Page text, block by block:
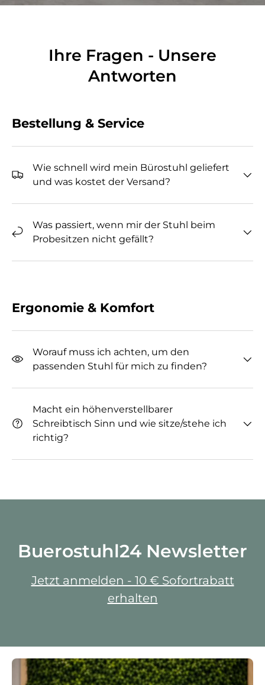
Ihre Fragen - Unsere
Antworten
Bestellung & Service
Wie schnell wird mein Bürostuhl geliefert
und was kostet der Versand?
Was passiert, wenn mir der Stuhl beim
Probesitzen nicht gefällt?
Ergonomie & Komfort
Worauf muss ich achten, um den
passenden Stuhl für mich zu finden?
Macht ein höhenverstellbarer
Schreibtisch Sinn und wie sitze/stehe ich
richtig?
Buerostuhl24 Newsletter
Jetzt anmelden - 10 € Sofortrabatt
erhalten